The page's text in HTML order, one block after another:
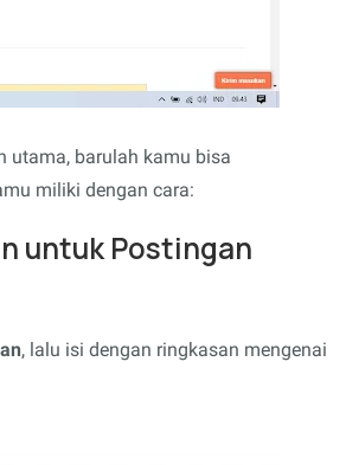
utama, barulah kamu bisa
miliki dengan cara:
untuk Postingan
, lalu isi dengan ringkasan mengenai